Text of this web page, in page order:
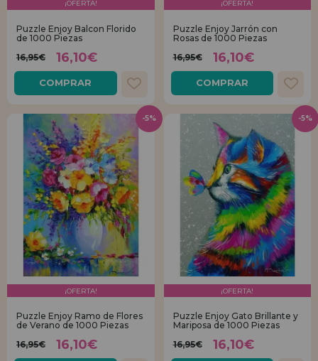
¡OFERTA!
Puzzle Enjoy Balcon Florido
de 1000 Piezas
16,95€
16,10€
COMPRAR
¡OFERTA!
Puzzle Enjoy Jarrón con
Rosas de 1000 Piezas
16,95€
16,10€
COMPRAR
¡OFERTA!
Puzzle Enjoy Ramo de Flores
de Verano de 1000 Piezas
16,95€
16,10€
-5%
¡OFERTA!
Puzzle Enjoy Gato Brillante y
Mariposa de 1000 Piezas
16,95€
16,10€
-5%